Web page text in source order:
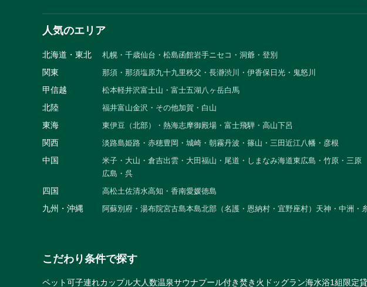
人気のエリア
北海道・東北 札幌・千歳仙台・松島函館岩手ニセコ・洞爺・登別
関東 那須・那須塩原九十九里秩父・長瀞渋川・伊香保 日光・鬼怒川
甲信越 松本軽井沢富士山・富士五湖八ヶ岳白馬
北陸 福井富山金沢・その他加賀・白山
東海 東伊豆（北部）・熱海志摩御殿場・富士飛騨・高山下呂
関西 淡路島姫路・赤穂豊岡・城崎・朝霧丹波・篠山・三田 近江八幡・彦根
中国 米子・大山・倉吉出雲・大田 福山・尾道・しまなみ海道東広島・竹原・三原
広島・呉
四国 高松土佐清水高知・香南愛媛徳島
九州・沖縄 阿蘇別府・湯布院宮古島本島北部（名護・恩納村・宜野座村） 天神・中洲・
こだわり条件で探す
ペット可子連れカップル大人数温泉サウナプール付き焚き火 ドッグラン海水浴1組限定